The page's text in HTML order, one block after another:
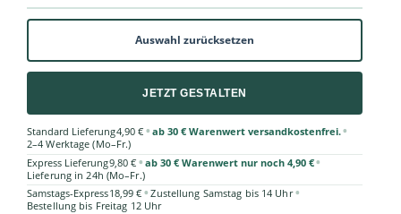
Auswahl zurücksetzen
JETZT GESTALTEN
Standard Lieferung4,90 € • ab 30 € Warenwert versandkostenfrei.•
2–4 Werktage (Mo–Fr.)
Express Lieferung9,80 € • ab 30 € Warenwert nur noch 4,90 €•
Lieferung in 24h (Mo–Fr.)
Samstags-Express18,99 € • Zustellung Samstag bis 14 Uhr •
Bestellung bis Freitag 12 Uhr